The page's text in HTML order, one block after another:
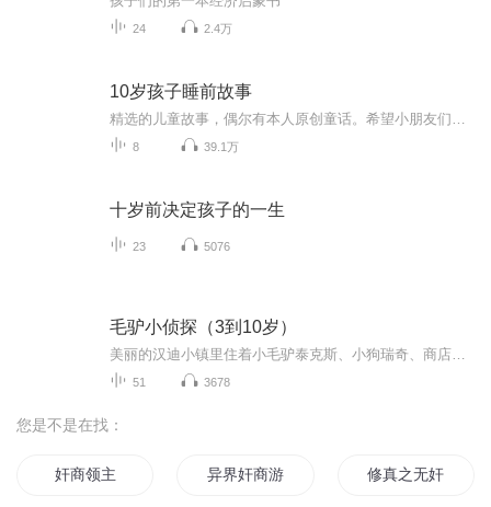
24 2.4万
10岁孩子睡前故事
8 39.1万
十岁前决定孩子的一生
23 5076
毛驴小侦探（3到10岁）
51 3678
您是不是在找：
奸商领主 异界奸商游 修真之无奸不商